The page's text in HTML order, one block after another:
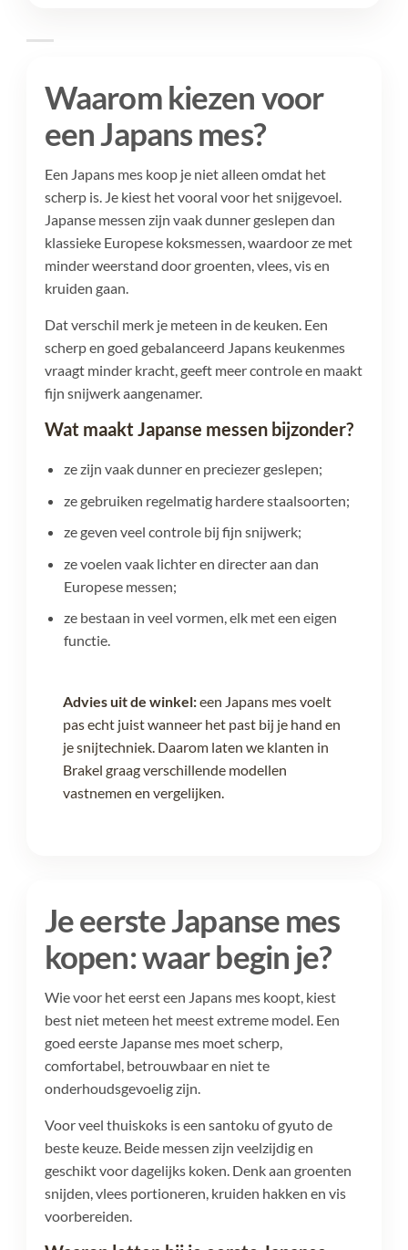
Waarom kiezen voor
een Japans mes?
Een Japans mes koop je niet alleen omdat het
scherp is. Je kiest het vooral voor het snijgevoel.
Japanse messen zijn vaak dunner geslepen dan
klassieke Europese koksmessen, waardoor ze met
minder weerstand door groenten, vlees, vis en
kruiden gaan.
Dat verschil merk je meteen in de keuken. Een
scherp en goed gebalanceerd Japans keukenmes
vraagt minder kracht, geeft meer controle en maakt
fijn snijwerk aangenamer.
Wat maakt Japanse messen bijzonder?
ze zijn vaak dunner en preciezer geslepen;
ze gebruiken regelmatig hardere staalsoorten;
ze geven veel controle bij fijn snijwerk;
ze voelen vaak lichter en directer aan dan
Europese messen;
ze bestaan in veel vormen, elk met een eigen
functie.
Advies uit de winkel:een Japans mes voelt
pas echt juist wanneer het past bij je hand en
je snijtechniek. Daarom laten we klanten in
Brakel graag verschillende modellen
vastnemen en vergelijken.
Je eerste Japanse mes
kopen: waar begin je?
Wie voor het eerst een Japans mes koopt, kiest
best niet meteen het meest extreme model. Een
goed eerste Japanse mes moet scherp,
comfortabel, betrouwbaar en niet te
onderhoudsgevoelig zijn.
Voor veel thuiskoks is een santoku of gyuto de
beste keuze. Beide messen zijn veelzijdig en
geschikt voor dagelijks koken. Denk aan groenten
snijden, vlees portioneren, kruiden hakken en vis
voorbereiden.